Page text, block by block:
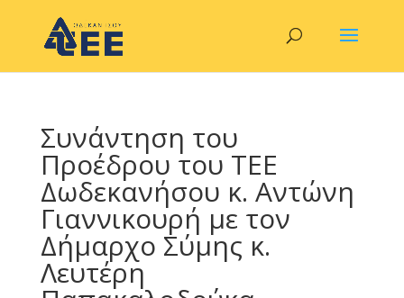
Συνάντηση του
Προέδρου του ΤΕΕ
Δωδεκανήσου κ. Αντώνη
Γιαννικουρή με τον
Δήμαρχο Σύμης κ.
Λευτέρη